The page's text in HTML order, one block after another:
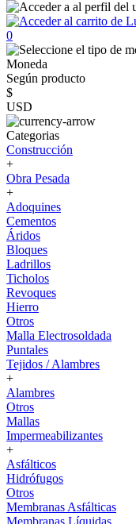
0
Moneda
Según producto
$
USD
Categorias
Construcción
+
Obra Pesada
+
Adoquines
Cementos
Áridos
Bloques
Ladrillos
Ticholos
Revoques
Hierro
Otros
Malla Electrosoldada
Puntales
Tejidos / Alambres
+
Alambres
Otros
Mallas
Impermeabilizantes
+
Asfálticos
Hidrófugos
Otros
Membranas Asfálticas
Membranas Líquidas